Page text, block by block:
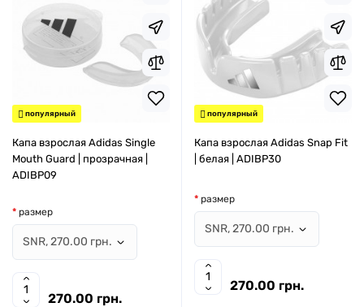
популярный
Капа взрослая Adidas Single
Mouth Guard | прозрачная |
ADIBP09
размер
270.00 грн.
популярный
Капа взрослая Adidas Snap Fit
| белая | ADIBP30
размер
270.00 грн.